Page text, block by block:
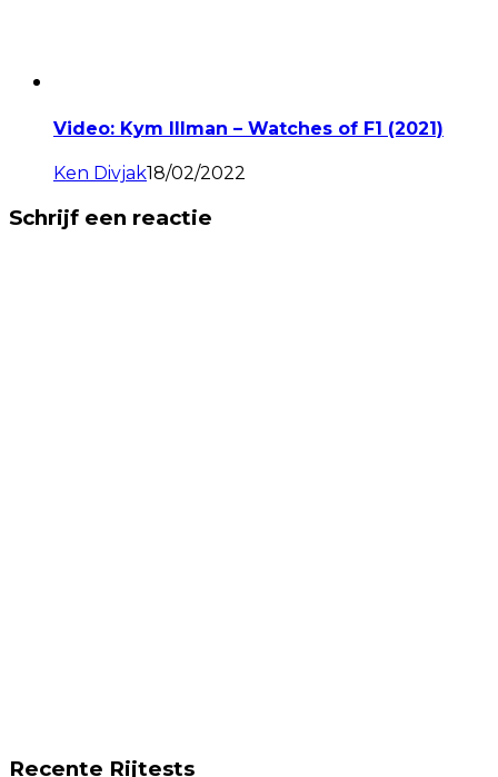
Video: Kym Illman – Watches of F1 (2021)
Ken Divjak18/02/2022
Schrijf een reactie
Recente Rijtests